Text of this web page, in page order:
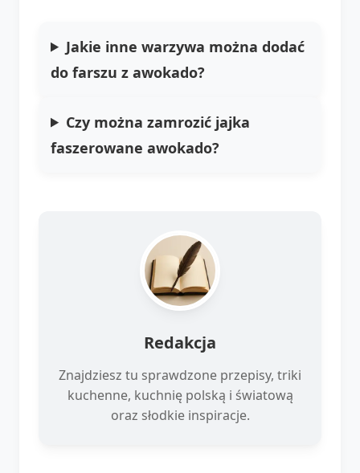
Jakie inne warzywa można dodać
do farszu z awokado?
Czy można zamrozić jajka
faszerowane awokado?
Redakcja
Znajdziesz tu sprawdzone przepisy, triki
kuchenne, kuchnię polską i światową
oraz słodkie inspiracje.